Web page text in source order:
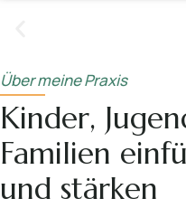
Über meine Praxis
Kinder,
Familien
und stärken